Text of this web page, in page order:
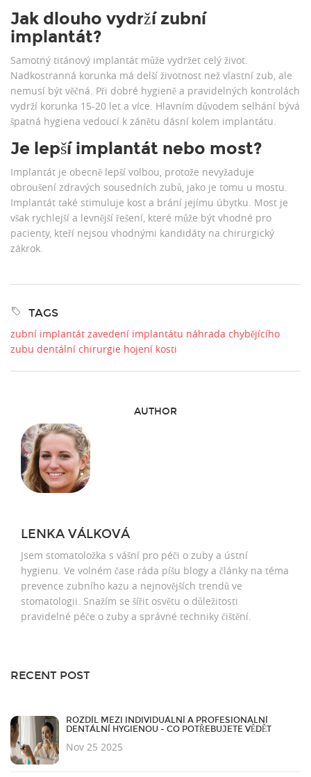
Jak dlouho vydrží zubní
implantát?
Samotný titánový implantát může vydržet celý život.
Nadkostranná korunka má delší životnost než vlastní zub, ale
nemusí být věčná. Při dobré hygieně a pravidelných kontrolách
vydrží korunka 15-20 let a více. Hlavním důvodem selhání bývá
špatná hygiena vedoucí k zánětu dásní kolem implantátu.
Je lepší implantát nebo most?
Implantát je obecně lepší volbou, protože nevyžaduje
obroušení zdravých sousedních zubů, jako je tomu u mostu.
Implantát také stimuluje kost a brání jejímu úbytku. Most je
však rychlejší a levnější řešení, které může být vhodné pro
pacienty, kteří nejsou vhodnými kandidáty na chirurgický
zákrok.
TAGS
zubní implantát zavedení implantátu náhrada chybějícího
zubu dentální chirurgie hojení kosti
AUTHOR
LENKA VÁLKOVÁ
Jsem stomatoložka s vášní pro péči o zuby a ústní
hygienu. Ve volném čase ráda píšu blogy a články na téma
prevence zubního kazu a nejnovějších trendů ve
stomatologii. Snažím se šířit osvětu o důležitosti
pravidelné péče o zuby a správné techniky čištění.
RECENT POST
ROZDÍL MEZI INDIVIDUÁLNÍ A PROFESIONÁLNÍ
DENTÁLNÍ HYGIENOU - CO POTŘEBUJETE VĚDĚT
Nov 25 2025